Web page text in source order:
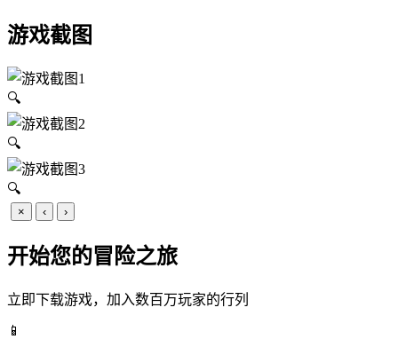
游戏截图
🔍
🔍
🔍
× ‹ ›
开始您的冒险之旅
立即下载游戏，加入数百万玩家的行列
📱